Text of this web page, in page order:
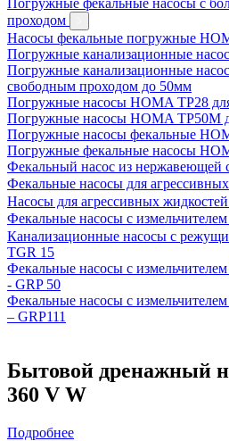
проходом
Насосы фекальные погружные
Погружные канализационные
Погружные канализационные
свободным проходом до 50мм
Погружные насосы HOMA TP28
Погружные насосы HOMA TP50M
Погружные насосы фекальные
Погружные фекальные насосы
Фекальный насос из нержавеющей
Фекальные насосы для
Насосы для агрессивных
Фекальные насосы с измельчителем
Канализационные насосы с
TGR 15
Фекальные насосы с
- GRP 50
Фекальные насосы с
– GRP111
Бытовой дренажный
360 V W
Подробнее